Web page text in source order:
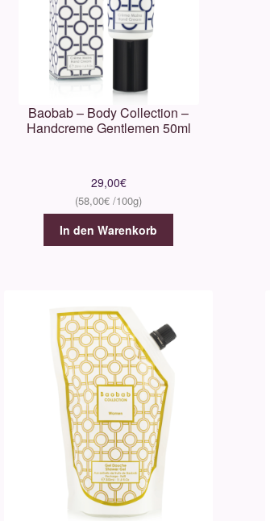
Baobab – Body Collection –
Handcreme Gentlemen 50ml
29,00€
58,00€
In den Warenkorb